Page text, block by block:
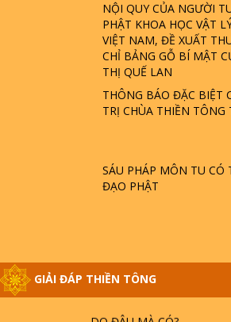
NỘI QUY CỦA NGƯỜI
PHẬT KHOA HỌC VẬT
VIỆT NAM, ĐỀ XUẤT
CHỈ BẢNG GỖ BÍ MẬT
THỊ QUẾ LAN
THÔNG BÁO ĐẶC BIỆT
TRỊ CHÙA THIỀN TÔNG
SÁU PHÁP MÔN TU CÓ
ĐẠO PHẬT
GIẢI ĐÁP THIỀN TÔNG
LÀ AI? QUỶ SA TĂNG? |
GIẢI ĐÁP THIỀN TÔNG
SAO TRÁI ĐẤT NHIỀU
- HỎA HOẠN | TTTD
HOA SEN ? | TTTD
GIẢI ĐÁP THIỀN TÔNG
- BÁC NGUYỄN NHÂN LÀ
DO ĐÂU MÀ CÓ?